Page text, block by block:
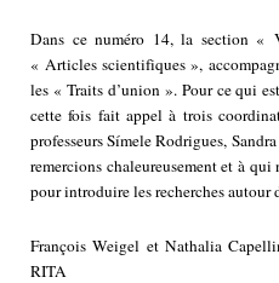
Dans ce numéro 14, la section «
« Articles scientifiques »,
les « Traits d’union ». Pour ce qui
cette fois fait appel à trois
professeurs Símele Rodrigues,
remercions chaleureusement et à
pour introduire les recherches autour
François Weigel et Nathalia
RITA